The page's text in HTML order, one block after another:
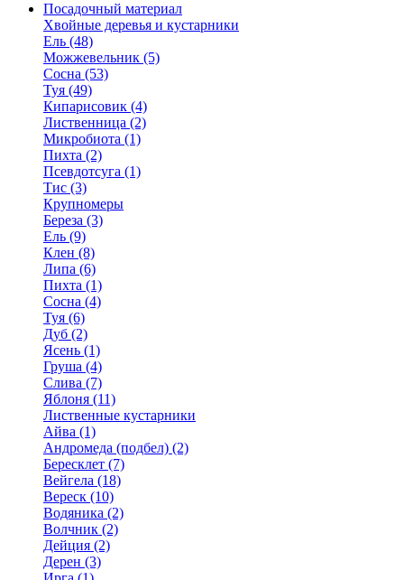
Посадочный материал
Хвойные деревья и кустарники
Ель (48)
Можжевельник (5)
Сосна (53)
Туя (49)
Кипарисовик (4)
Лиственница (2)
Микробиота (1)
Пихта (2)
Псевдотсуга (1)
Тис (3)
Крупномеры
Береза (3)
Ель (9)
Клен (8)
Липа (6)
Пихта (1)
Сосна (4)
Туя (6)
Дуб (2)
Ясень (1)
Груша (4)
Слива (7)
Яблоня (11)
Лиственные кустарники
Айва (1)
Андромеда (подбел) (2)
Бересклет (7)
Вейгела (18)
Вереск (10)
Водяника (2)
Волчник (2)
Дейция (2)
Дерен (3)